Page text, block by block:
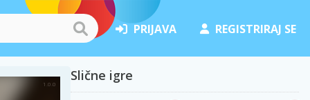
PRIJAVA REGISTRIRAJ SE
Slične igre